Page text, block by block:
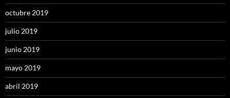
octubre 2019
julio 2019
junio 2019
mayo 2019
abril 2019